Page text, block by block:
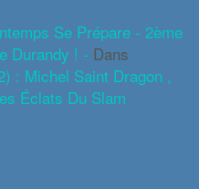
Se Prépare - 2ème
Durandy ! - Dans
: Michel Saint Dragon ,
Éclats Du Slam